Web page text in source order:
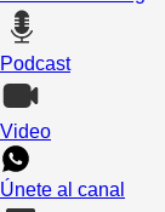
Podcast
Video
Únete al canal